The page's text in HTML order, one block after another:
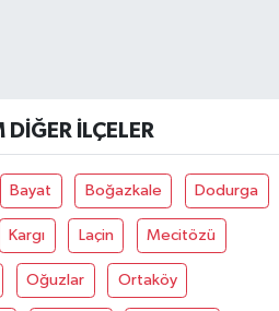
DIĞER İLÇELER
Bayat Boğazkale Dodurga
Kargı Laçin Mecitözü
Oğuzlar Ortaköy